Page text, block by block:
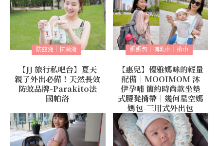
防蚊液｜抗菌液
【JJ 旅行私吧台】夏天
親子外出必備！天然長效
防蚊品牌-Parakito法
國帕洛
媽媽包｜哺乳巾｜揹巾
【惠兒】優雅媽咪的輕量
配備｜MOOIMOM 沐
伊孕哺 簡約時尚款坐墊
式腰凳揹帶｜幾何星空媽
媽包-三用式外出包